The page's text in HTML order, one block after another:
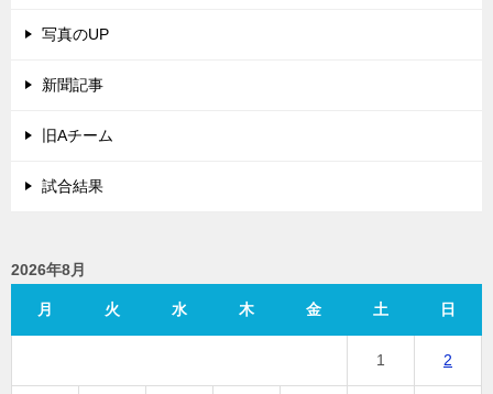
写真のUP
新聞記事
旧Aチーム
試合結果
2026年8月
月 火 水 木 金 土 日
1 2